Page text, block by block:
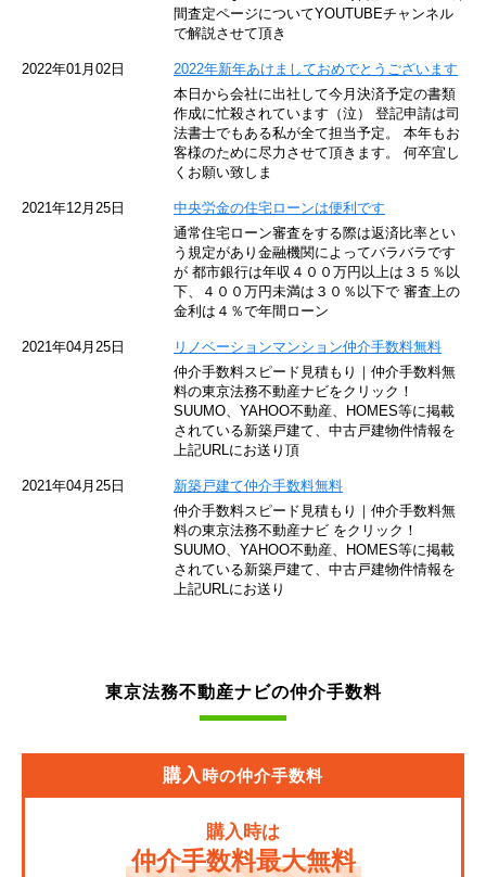
東京メトロ東西線
京王井の頭線
JR湘南新宿ライン
京王京王線
東京臨海高速鉄道
東急世田谷線
JR南武線
間査定ページについてYOUTUBEチャンネル
で解説させて頂き
2022年01月02日
2022年新年あけましておめでとうございます
本日から会社に出社して今月決済予定の書類
作成に忙殺されています（泣） 登記申請は司
法書士でもある私が全て担当予定。 本年もお
客様のために尽力させて頂きます。 何卒宜し
くお願い致しま
2021年12月25日
中央労金の住宅ローンは便利です
通常住宅ローン審査をする際は返済比率とい
う規定があり金融機関によってバラバラです
が 都市銀行は年収４００万円以上は３５％以
下、４００万円未満は３０％以下で 審査上の
金利は４％で年間ローン
2021年04月25日
リノベーションマンション仲介手数料無料
仲介手数料スピード見積もり｜仲介手数料無
料の東京法務不動産ナビをクリック！
SUUMO、YAHOO不動産、HOMES等に掲載
されている新築戸建て、中古戸建物件情報を
上記URLにお送り頂
2021年04月25日
新築戸建て仲介手数料無料
仲介手数料スピード見積もり｜仲介手数料無
料の東京法務不動産ナビ をクリック！
SUUMO、YAHOO不動産、HOMES等に掲載
されている新築戸建て、中古戸建物件情報を
上記URLにお送り
東京法務不動産ナビの仲介手数料
購入時の仲介手数料
購入時は
仲介手数料最大無料